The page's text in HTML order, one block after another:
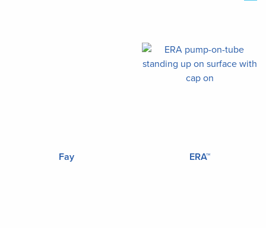
Fay ERA™